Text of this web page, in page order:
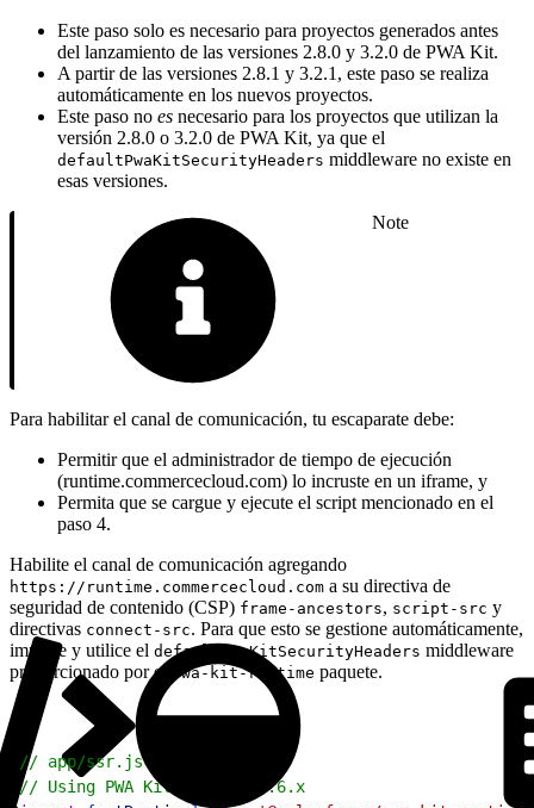
Este paso solo es necesario para proyectos generados antes
del lanzamiento de las versiones 2.8.0 y 3.2.0 de PWA Kit.
A partir de las versiones 2.8.1 y 3.2.1, este paso se realiza
automáticamente en los nuevos proyectos.
Este paso no es necesario para los proyectos que utilizan la
versión 2.8.0 o 3.2.0 de PWA Kit, ya que el
defaultPwaKitSecurityHeaders middleware no existe en
esas versiones.
Note
Para habilitar el canal de comunicación, tu escaparate debe:
Permitir que el administrador de tiempo de ejecución
(runtime.commercecloud.com) lo incruste en un iframe, y
Permita que se cargue y ejecute el script mencionado en el
paso 4.
Habilite el canal de comunicación agregando
https://runtime.commercecloud.com a su directiva de
seguridad de contenido (CSP) frame-ancestors, script-src y
directivas connect-src. Para que esto se gestione automáticamente,
importe y utilice el defaultPwaKitSecurityHeaders middleware
proporcionado por el
pwa-kit-runtime paquete.
// app/ssr.js
// Using PWA Kit version 3.6.x